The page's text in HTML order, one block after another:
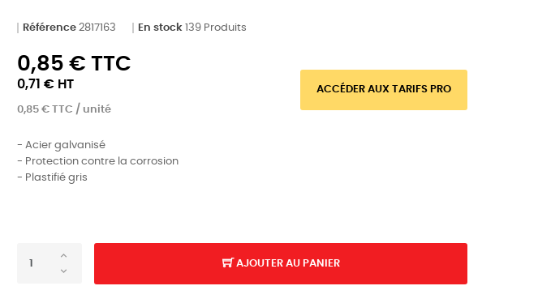
Référence 2817163 En stock 139 Produits
0,85 € TTC
0,71 € HT
0,85 € TTC / unité
ACCÉDER AUX TARIFS PRO
- Acier galvanisé
- Protection contre la corrosion
- Plastifié gris
AJOUTER AU PANIER